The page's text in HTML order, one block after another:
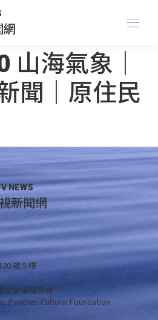
山海氣象｜
聞｜原住民
NEWS
新聞網
號 5 樓
金會 版權所有
Peoples Cultural Foundation